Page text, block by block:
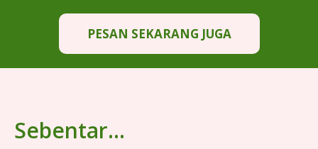
PESAN SEKARANG JUGA
Sebentar...